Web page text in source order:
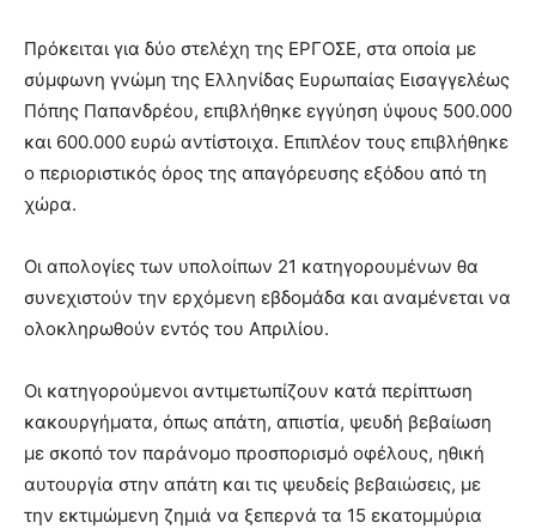
Πρόκειται για δύο στελέχη της ΕΡΓΟΣΕ, στα οποία με
σύμφωνη γνώμη της Ελληνίδας Ευρωπαίας Εισαγγελέως
Πόπης Παπανδρέου, επιβλήθηκε εγγύηση ύψους 500.000
και 600.000 ευρώ αντίστοιχα. Επιπλέον τους επιβλήθηκε
ο περιοριστικός όρος της απαγόρευσης εξόδου από τη
χώρα.
Οι απολογίες των υπολοίπων 21 κατηγορουμένων θα
συνεχιστούν την ερχόμενη εβδομάδα και αναμένεται να
ολοκληρωθούν εντός του Απριλίου.
Οι κατηγορούμενοι αντιμετωπίζουν κατά περίπτωση
κακουργήματα, όπως απάτη, απιστία, ψευδή βεβαίωση
με σκοπό τον παράνομο προσπορισμό οφέλους, ηθική
αυτουργία στην απάτη και τις ψευδείς βεβαιώσεις, με
την εκτιμώμενη ζημιά να ξεπερνά τα 15 εκατομμύρια